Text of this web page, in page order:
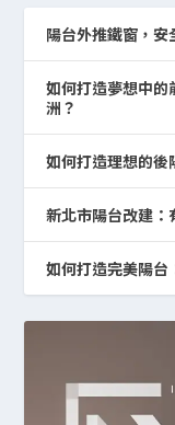
陽台外推鐵窗，安
如何打造夢想中
洲？
如何打造理想的後
新北市陽台改建：
如何打造完美陽台